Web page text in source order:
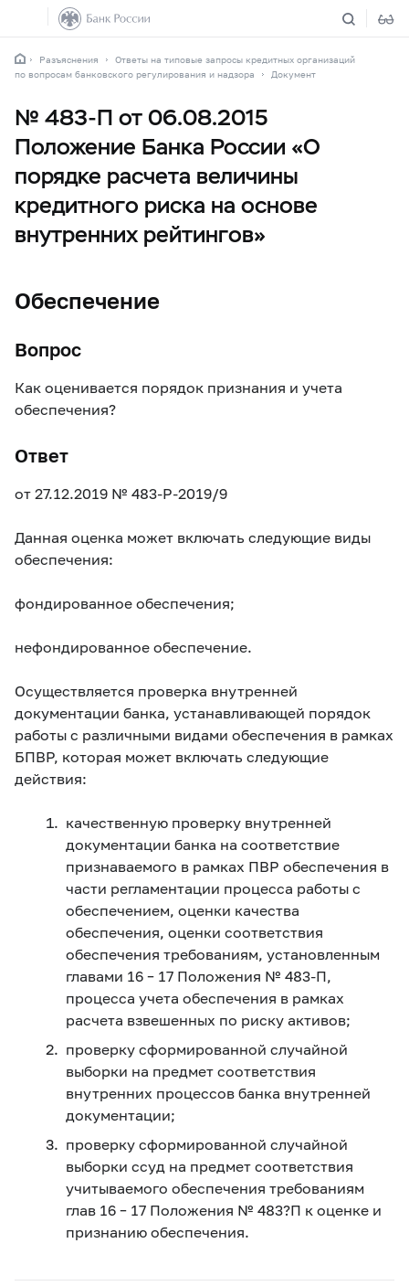
Разъяснения
Ответы на типовые запросы кредитных организаций
по вопросам банковского регулирования и надзора
Документ
№ 483-П от 06.08.2015
Положение Банка России «О
порядке расчета величины
кредитного риска на основе
внутренних рейтингов»
Обеспечение
Вопрос
Как оценивается порядок признания и учета
обеспечения?
Ответ
от 27.12.2019 № 483-P-2019/9
Данная оценка может включать следующие виды
обеспечения:
фондированное обеспечения;
нефондированное обеспечение.
Осуществляется проверка внутренней
документации банка, устанавливающей порядок
работы с различными видами обеспечения в рамках
БПВР, которая может включать следующие
действия:
качественную проверку внутренней
документации банка на соответствие
признаваемого в рамках ПВР обеспечения в
части регламентации процесса работы с
обеспечением, оценки качества
обеспечения, оценки соответствия
обеспечения требованиям, установленным
главами 16 – 17 Положения № 483-П,
процесса учета обеспечения в рамках
расчета взвешенных по риску активов;
проверку сформированной случайной
выборки на предмет соответствия
внутренних процессов банка внутренней
документации;
проверку сформированной случайной
выборки ссуд на предмет соответствия
учитываемого обеспечения требованиям
глав 16 – 17 Положения № 483?П к оценке и
признанию обеспечения.